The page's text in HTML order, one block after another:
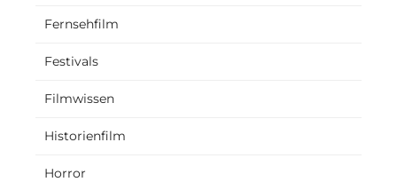
Fernsehfilm
Festivals
Filmwissen
Historienfilm
Horror